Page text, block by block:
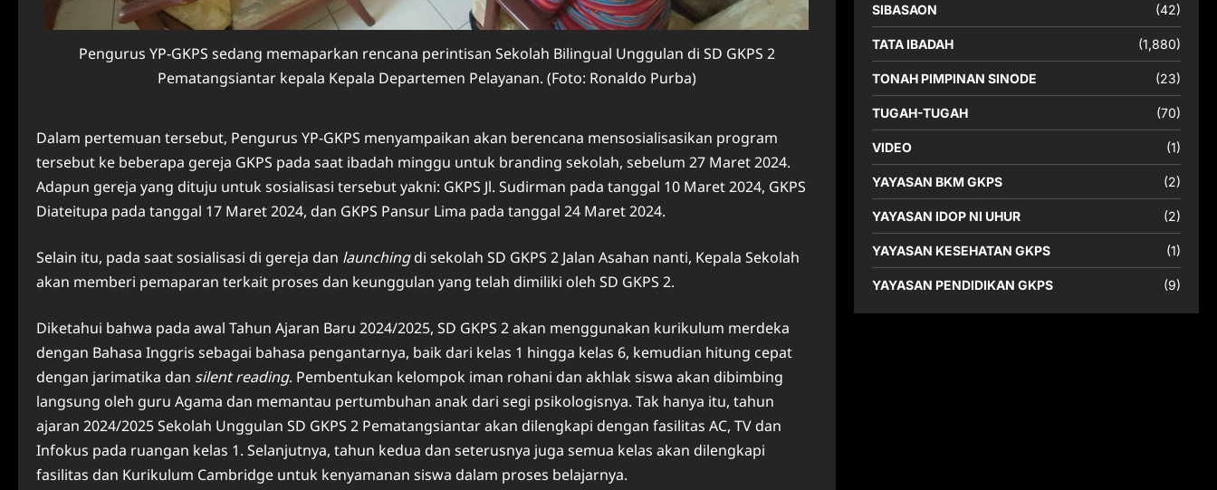
Pengurus YP-GKPS sedang memaparkan rencana perintisan Sekolah Bilingual Unggulan di SD GKPS 2
Pematangsiantar kepala Kepala Departemen Pelayanan. (Foto: Ronaldo Purba)
Dalam pertemuan tersebut, Pengurus YP-GKPS menyampaikan akan berencana mensosialisasikan program
tersebut ke beberapa gereja GKPS pada saat ibadah minggu untuk branding sekolah, sebelum 27 Maret 2024.
Adapun gereja yang dituju untuk sosialisasi tersebut yakni: GKPS Jl. Sudirman pada tanggal 10 Maret 2024, GKPS
Diateitupa pada tanggal 17 Maret 2024, dan GKPS Pansur Lima pada tanggal 24 Maret 2024.
Selain itu, pada saat sosialisasi di gereja dan launchingdi sekolah SD GKPS 2 Jalan Asahan nanti, Kepala Sekolah
akan memberi pemaparan terkait proses dan keunggulan yang telah dimiliki oleh SD GKPS 2.
Diketahui bahwa pada awal Tahun Ajaran Baru 2024/2025, SD GKPS 2 akan menggunakan kurikulum merdeka
dengan Bahasa Inggris sebagai bahasa pengantarnya, baik dari kelas 1 hingga kelas 6, kemudian hitung cepat
dengan jarimatika dan silent reading. Pembentukan kelompok iman rohani dan akhlak siswa akan dibimbing
langsung oleh guru Agama dan memantau pertumbuhan anak dari segi psikologisnya. Tak hanya itu, tahun
ajaran 2024/2025 Sekolah Unggulan SD GKPS 2 Pematangsiantar akan dilengkapi dengan fasilitas AC, TV dan
Infokus pada ruangan kelas 1. Selanjutnya, tahun kedua dan seterusnya juga semua kelas akan dilengkapi
fasilitas dan Kurikulum Cambridge untuk kenyamanan siswa dalam proses belajarnya.
SIBASAON (42)
TATA IBADAH (1,880)
TONAH PIMPINAN SINODE (23)
TUGAH-TUGAH (70)
VIDEO (1)
YAYASAN BKM GKPS (2)
YAYASAN IDOP NI UHUR (2)
YAYASAN KESEHATAN GKPS (1)
YAYASAN PENDIDIKAN GKPS (9)